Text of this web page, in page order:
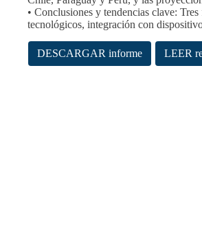
• Conclusiones y tendencias clave:
tecnológicos, integración con
DESCARGAR informe LEER